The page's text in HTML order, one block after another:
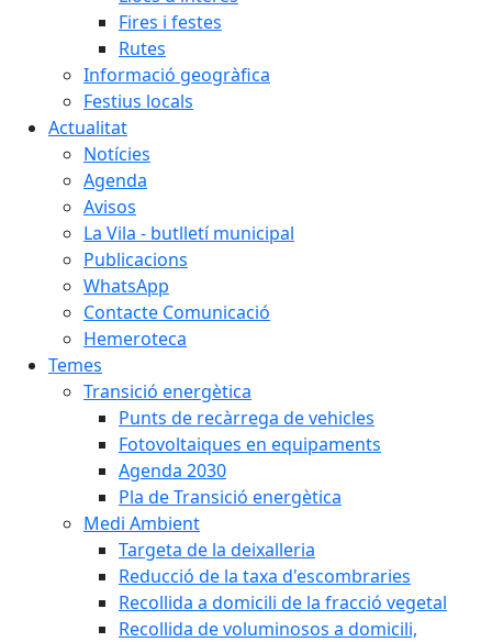
Fires i festes
Rutes
Informació geogràfica
Festius locals
Actualitat
Notícies
Agenda
Avisos
La Vila - butlletí municipal
Publicacions
WhatsApp
Contacte Comunicació
Hemeroteca
Temes
Transició energètica
Punts de recàrrega de vehicles
Fotovoltaiques en equipaments
Agenda 2030
Pla de Transició energètica
Medi Ambient
Targeta de la deixalleria
Reducció de la taxa d'escombraries
Recollida a domicili de la fracció vegetal
Recollida de voluminosos a domicili,